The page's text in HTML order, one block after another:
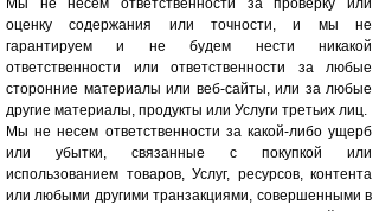
Мы не несем ответственности за проверку или
оценку содержания или точности, и мы не
гарантируем и не будем нести никакой
ответственности или ответственности за любые
сторонние материалы или веб-сайты, или за любые
другие материалы, продукты или Услуги третьих лиц.
Мы не несем ответственности за какой-либо ущерб
или убытки, связанные с покупкой или
использованием товаров, Услуг, ресурсов, контента
или любыми другими транзакциями, совершенными в